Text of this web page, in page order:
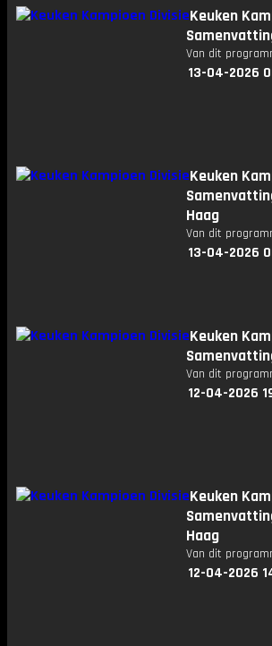
Keuken
Van dit
13-04-2026
Keuken
Haag
Van dit
13-04-2026
Keuken
Van dit
12-04-2026
Keuken
Haag
Van dit
12-04-2026